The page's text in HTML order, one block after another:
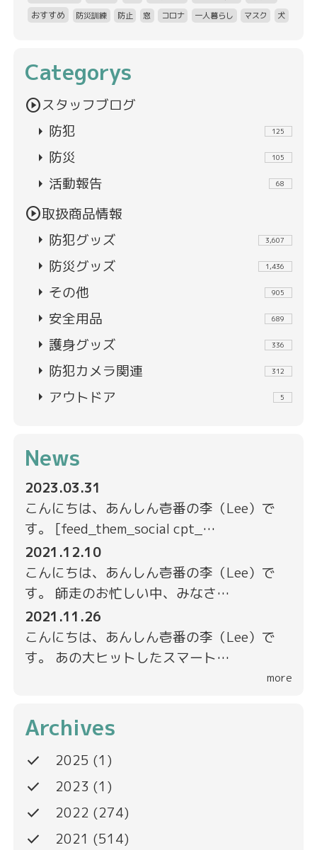
おすすめ
防災訓練 防止 窓 コロナ 一人暮らし マスク 犬
Categorys
play_circleスタッフブログ
arrow_right 防犯 125
arrow_right 防災 105
arrow_right 活動報告 68
play_circle取扱商品情報
arrow_right 防犯グッズ 3,607
arrow_right 防災グッズ 1,436
arrow_right その他 905
arrow_right 安全用品 689
arrow_right 護身グッズ 336
arrow_right 防犯カメラ関連 312
arrow_right アウトドア 5
News
2023.03.31
こんにちは、あんしん壱番の李（Lee）で
す。 [feed_them_social cpt_…
2021.12.10
こんにちは、あんしん壱番の李（Lee）で
す。 師走のお忙しい中、みなさ…
2021.11.26
こんにちは、あんしん壱番の李（Lee）で
す。 あの大ヒットしたスマート…
more
Archives
done 2025 (1)
done 2023 (1)
done 2022 (274)
done 2021 (514)